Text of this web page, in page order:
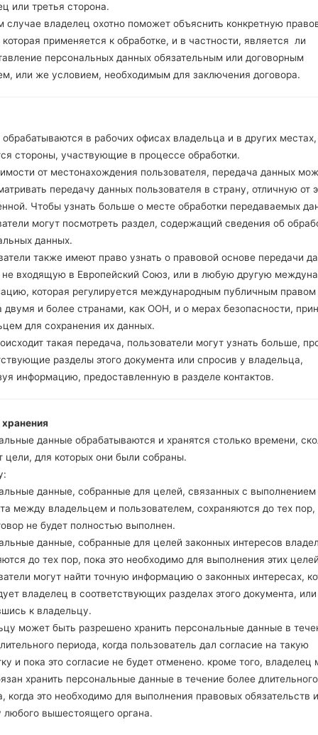
-
Интерфейсы
3.5mm jack
Есть
USB 2.0, Type-C 1.0
Wi-Fi 802.11 a/b/g/n/ac,
Как удалить все данные с
телефона через код на LG G3,...
или третья сторона.
случае владелец охотно поможет объяснить конкретную
применяется к обработке, и в частности, является ли
персональных данных обязательным или договорным
или же условием, необходимым для заключения договора.
в рабочих офисах владельца и в других местах,
стороны, участвующие в процессе обработки.
от местонахождения пользователя, передача данных
передачу данных пользователя в страну, отличную от
Чтобы узнать больше о месте обработки передаваемых
могут посмотреть раздел, содержащий сведения об
данных.
также имеют право узнать о правовой основе передачи
не входящую в Европейский Союз, или в любую другую
которая регулируется международным публичным правом
двумя и более странами, как ООН, и о мерах безопасности,
для сохранения их данных.
такая передача, пользователи могут узнать больше,
разделы этого документа или спросив у владельца,
информацию, предоставленную в разделе контактов.
данные обрабатываются и хранятся столько времени,
цели, для которых они были собраны.
данные, собранные для целей, связанных с выполнением
между владельцем и пользователем, сохраняются до тех пор,
не будет полностью выполнен.
данные, собранные для целей законных интересов
до тех пор, пока это необходимо для выполнения этих
могут найти точную информацию о законных интересах,
владелец в соответствующих разделах этого документа, или
к владельцу.
может быть разрешено хранить персональные данные в
периода, когда пользователь дал согласие на такую
и пока это согласие не будет отменено. кроме того, владелец
хранить персональные данные в течение более длительного
когда это необходимо для выполнения правовых обязательств
любого вышестоящего органа.